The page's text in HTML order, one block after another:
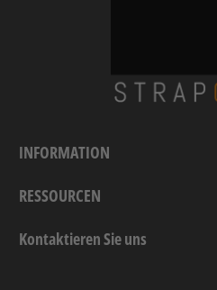
INFORMATION
RESSOURCEN
Kontaktieren Sie uns